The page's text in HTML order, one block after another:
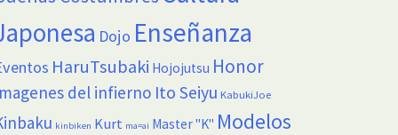
Dojo Enseñanza
HaruTsubaki Hojojutsu Honor
del infierno Ito Seiyu KabukiJoe
kinbiken Kurt ma=ai Master "K" Modelos